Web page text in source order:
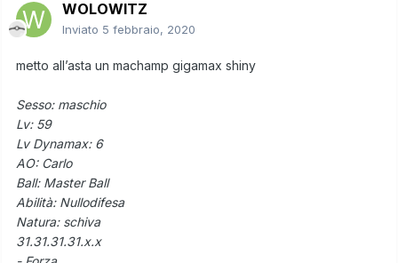
WOLOWITZ
Inviato 5 febbraio, 2020
metto all’asta un machamp gigamax shiny
Sesso: maschio
Lv: 59
Lv Dynamax: 6
AO: Carlo
Ball: Master Ball
Abilità: Nullodifesa
Natura: schiva
31.31.31.31.x.x